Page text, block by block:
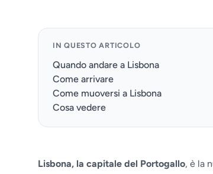
IN QUESTO ARTICOLO
Quando andare a Lisbona
Come arrivare
Come muoversi a Lisbona
Cosa vedere
Lisbona, la capitale del Portogallo, è la